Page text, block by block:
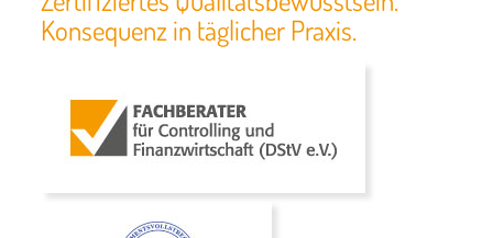
Konsequenz in täglicher Praxis.